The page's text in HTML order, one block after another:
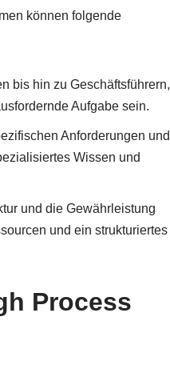
können folgende
bis hin zu Geschäftsführern,
Aufgabe sein.
Anforderungen und
Wissen und
und die Gewährleistung
und ein strukturiertes
Process